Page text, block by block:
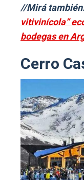
//Mirá
vitivinícola”
bodegas en
Cerro